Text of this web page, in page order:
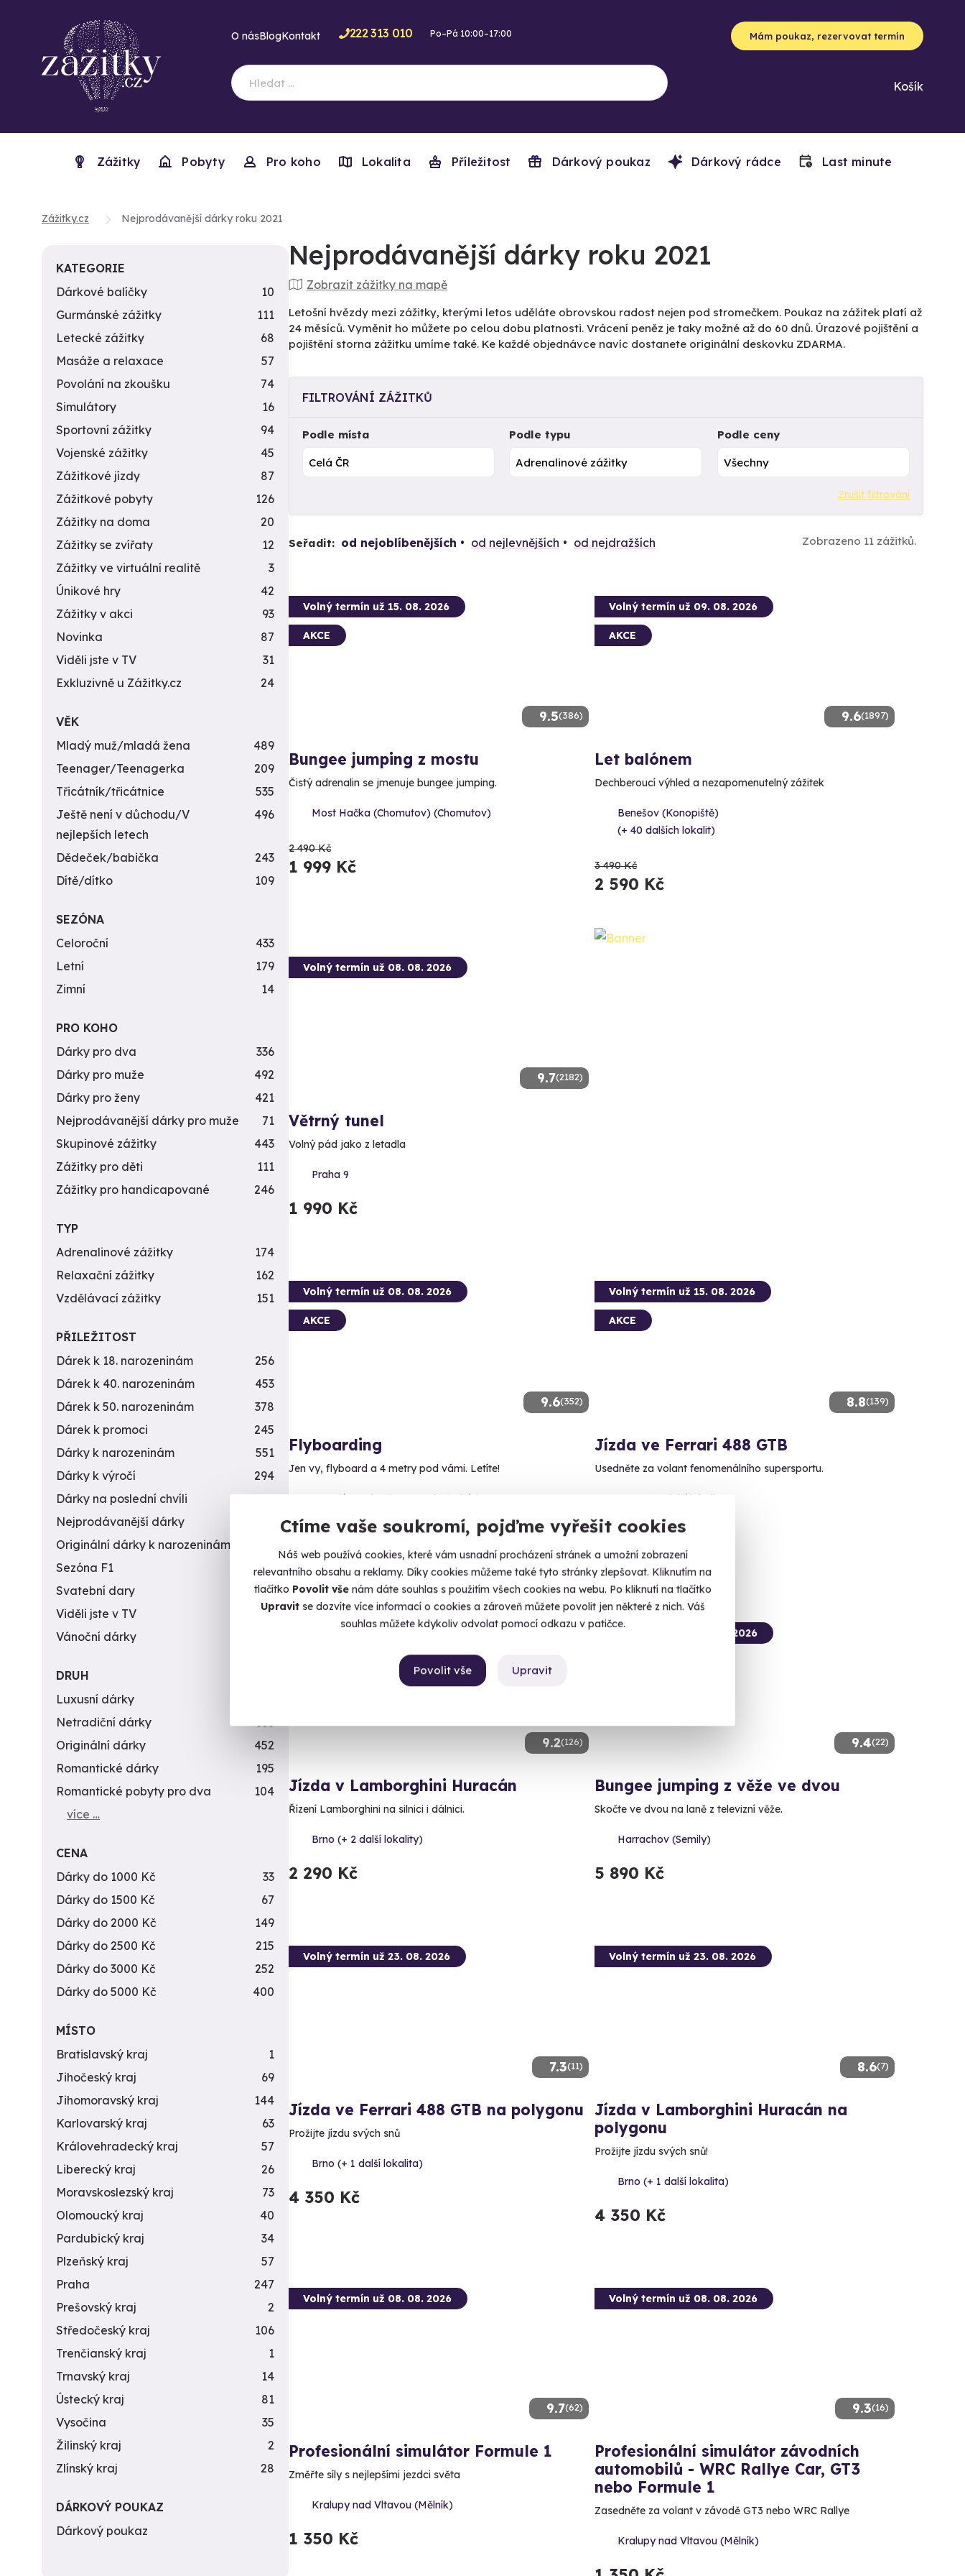
Ctíme vaše soukromí, pojďme vyřešit cookies
Náš web používá cookies, které vám usnadní procházení stránek a umožní zobrazení
relevantního obsahu a reklamy. Díky cookies můžeme také tyto stránky zlepšovat. Kliknutím na
tlačítko Povolit vše nám dáte souhlas s použitím všech cookies na webu. Po kliknutí na tlačítko
Upravitse dozvíte více informací o cookies a zároveň můžete povolit jen některé z nich. Váš
souhlas můžete kdykoliv odvolat pomocí odkazu v patičce.
Upravit
Povolit vše
O násBlogKontakt 222 313 010 Po–Pá 10:00–17:00 Mám poukaz, rezervovat termín
Košík
Zážitky Pobyty Pro koho Lokalita Příležitost Dárkový poukaz Dárkový rádce Last minute
Zážitky.cz Nejprodávanější dárky roku 2021
Nejprodávanější dárky roku 2021
Zobrazit zážitky na mapě
Letošní hvězdy mezi zážitky, kterými letos uděláte obrovskou radost nejen pod stromečkem. Poukaz na zážitek platí až
24 měsíců. Vyměnit ho můžete po celou dobu platnosti. Vrácení peněz je taky možné až do 60 dnů. Úrazové pojištění a
pojištění storna zážitku umíme také. Ke každé objednávce navíc dostanete originální deskovku ZDARMA.
FILTROVÁNÍ ZÁŽITKŮ
Podle místa Podle typu Podle ceny
Zrušit filtrování
Seřadit: od nejoblíbenějších od nejlevnějších od nejdražších Zobrazeno 11 zážitků.
9.5(386)
Volný termín už 15. 08. 2026
AKCE
Bungee jumping z mostu
Čistý adrenalin se jmenuje bungee jumping.
Most Hačka (Chomutov) (Chomutov)
2 490 Kč
1 999 Kč
9.6(1897)
Volný termín už 09. 08. 2026
AKCE
Let balónem
Dechberoucí výhled a nezapomenutelný zážitek
Benešov (Konopiště)
(+ 40 dalších lokalit)
3 490 Kč
2 590 Kč
9.7(2182)
Volný termín už 08. 08. 2026
Větrný tunel
Volný pád jako z letadla
Praha 9
1 990 Kč
9.6(352)
Volný termín už 08. 08. 2026
AKCE
Flyboarding
Jen vy, flyboard a 4 metry pod vámi. Letíte!
Brandýs nad Labem (Proboštská jezera)
1 590 Kč
8.8(139)
Volný termín už 15. 08. 2026
AKCE
Jízda ve Ferrari 488 GTB
Usedněte za volant fenomenálního supersportu.
Brno (+ 2 další lokality)
2 290 Kč
9.2(126)
Volný termín už 15. 08. 2026
Jízda v Lamborghini Huracán
Řízení Lamborghini na silnici i dálnici.
Brno (+ 2 další lokality)
2 290 Kč
9.4(22)
Volný termín už 09. 08. 2026
Bungee jumping z věže ve dvou
Skočte ve dvou na laně z televizní věže.
Harrachov (Semily)
5 890 Kč
7.3(11)
Volný termín už 23. 08. 2026
Jízda ve Ferrari 488 GTB na polygonu
Prožijte jízdu svých snů
Brno (+ 1 další lokalita)
4 350 Kč
8.6(7)
Volný termín už 23. 08. 2026
Jízda v Lamborghini Huracán na
polygonu
Prožijte jízdu svých snů!
Brno (+ 1 další lokalita)
4 350 Kč
9.7(62)
Volný termín už 08. 08. 2026
Profesionální simulátor Formule 1
Změřte síly s nejlepšími jezdci světa
Kralupy nad Vltavou (Mělník)
1 350 Kč
9.3(16)
Volný termín už 08. 08. 2026
Profesionální simulátor závodních
automobilů - WRC Rallye Car, GT3
nebo Formule 1
Zasedněte za volant v závodě GT3 nebo WRC Rallye
Kralupy nad Vltavou (Mělník)
KATEGORIE
Dárkové balíčky
10
Gurmánské zážitky
111
Letecké zážitky
68
Masáže a relaxace
57
Povolání na zkoušku
74
Simulátory
16
Sportovní zážitky
94
Vojenské zážitky
45
Zážitkové jízdy
87
Zážitkové pobyty
126
Zážitky na doma
20
Zážitky se zvířaty
12
Zážitky ve virtuální realitě
3
Únikové hry
42
Zážitky v akci
93
Novinka
87
Viděli jste v TV
31
Exkluzivně u Zážitky.cz
24
VĚK
Mladý muž/mladá žena
489
Teenager/Teenagerka
209
Třicátník/třicátnice
535
Ještě není v důchodu/V
nejlepších letech
496
Dědeček/babička
243
Dítě/dítko
109
SEZÓNA
Celoroční
433
Letní
179
Zimní
14
PRO KOHO
Dárky pro dva
336
Dárky pro muže
492
Dárky pro ženy
421
Nejprodávanější dárky pro muže
71
Skupinové zážitky
443
Zážitky pro děti
111
Zážitky pro handicapované
246
TYP
Adrenalinové zážitky
174
Relaxační zážitky
162
Vzdělávací zážitky
151
PŘILEŽITOST
Dárek k 18. narozeninám
256
Dárek k 40. narozeninám
453
Dárek k 50. narozeninám
378
Dárek k promoci
245
Dárky k narozeninám
551
Dárky k výročí
294
Dárky na poslední chvíli
450
Nejprodávanější dárky
Originální dárky k narozeninám
Sezóna F1
4
Svatební dary
196
Viděli jste v TV
31
Vánoční dárky
DRUH
Luxusní dárky
Netradiční dárky
353
Originální dárky
452
Romantické dárky
195
Romantické pobyty pro dva
104
více …
CENA
Dárky do 1000 Kč
33
Dárky do 1500 Kč
67
Dárky do 2000 Kč
149
Dárky do 2500 Kč
215
Dárky do 3000 Kč
252
Dárky do 5000 Kč
400
MÍSTO
Bratislavský kraj
1
Jihočeský kraj
69
Jihomoravský kraj
144
Karlovarský kraj
63
Královehradecký kraj
57
Liberecký kraj
26
Moravskoslezský kraj
73
Olomoucký kraj
40
Pardubický kraj
34
Plzeňský kraj
57
Praha
247
Prešovský kraj
2
Středočeský kraj
106
Trenčianský kraj
1
Trnavský kraj
14
Ústecký kraj
81
Vysočina
35
Žilinský kraj
2
Zlínský kraj
28
DÁRKOVÝ POUKAZ
Dárkový poukaz